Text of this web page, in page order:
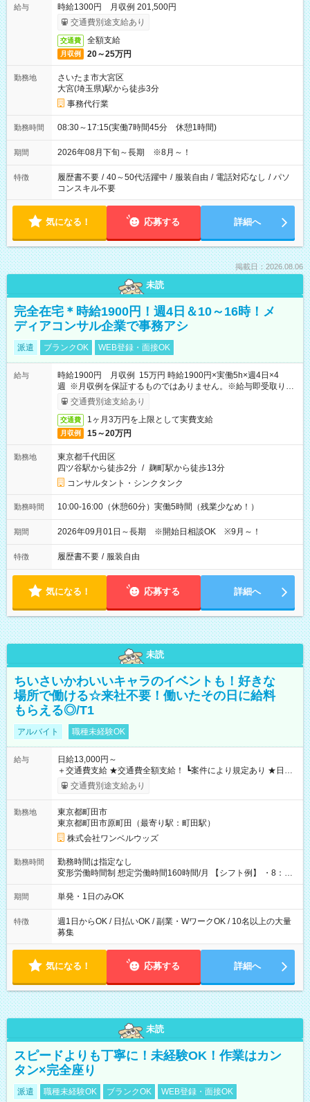
給与
時給1300円 月収例 201,500円
交通費別途支給あり
交通費 全額支給
月収例 20～25万円
勤務地
さいたま市大宮区
大宮(埼玉県)駅から徒歩3分
事務代行業
勤務時間 08:30～17:15(実働7時間45分 休憩1時間)
期間 2026年08月下旬～長期 ※8月～！
特徴 履歴書不要 / 40～50代活躍中 / 服装自由 / 電話対応なし / パソ
コンスキル不要
気になる！ 応募する 詳細へ
掲載日：2026.08.06
未読
完全在宅＊時給1900円！週4日＆10～16時！メ
ディアコンサル企業で事務アシ
派遣 ブランクOK WEB登録・面接OK
給与
時給1900円 月収例 15万円 時給1900円×実働5h×週4日×4
週 ※月収例を保証するものではありません。※給与即受取りサ
ービス利用可（利用条件有）
交通費別途支給あり
交通費 1ヶ月3万円を上限として実費支給
月収例 15～20万円
勤務地
東京都千代田区
四ツ谷駅から徒歩2分 / 麹町駅から徒歩13分
コンサルタント・シンクタンク
勤務時間 10:00-16:00（休憩60分）実働5時間（残業少なめ！）
期間 2026年09月01日～長期 ※開始日相談OK ※9月～！
特徴 履歴書不要 / 服装自由
気になる！ 応募する 詳細へ
未読
ちいさいかわいいキャラのイベントも！好きな
場所で働ける☆来社不要！働いたその日に給料
もらえる◎/T1
アルバイト 職種未経験OK
給与
日給13,000円～
＋交通費支給 ★交通費全額支給！ ┗案件により規定あり ★日払
いOK！（規定あり） ┗働いたその日に現金GET♪ お仕事後はコ
ンビニATMから 日払い分を引き落とせます！ 【試用期間】試
交通費別途支給あり
勤務地
東京都町田市
東京都町田市原町田（最寄り駅：町田駅）
株式会社ワンベルウッズ
勤務時間
勤務時間は指定なし
変形労働時間制 想定労働時間160時間/月 【シフト例】 ・8：00
～21：00
期間 単発・1日のみOK
特徴
週1日からOK / 日払いOK / 副業・WワークOK / 10名以上の大量
募集
気になる！ 応募する 詳細へ
未読
スピードよりも丁寧に！未経験OK！作業はカン
タン×完全座り
派遣 職種未経験OK ブランクOK WEB登録・面接OK